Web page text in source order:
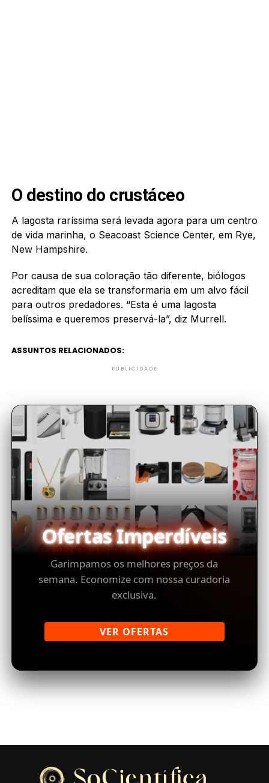
O destino do crustáceo
A lagosta raríssima será levada agora para um centro
de vida marinha, o Seacoast Science Center, em Rye,
New Hampshire.
Por causa de sua coloração tão diferente, biólogos
acreditam que ela se transformaria em um alvo fácil
para outros predadores. “Esta é uma lagosta
belíssima e queremos preservá-la”, diz Murrell.
ASSUNTOS RELACIONADOS:
PUBLICIDADE
Ofertas Imperdíveis
Garimpamos os melhores preços da
semana. Economize com nossa curadoria
exclusiva.
VER OFERTAS